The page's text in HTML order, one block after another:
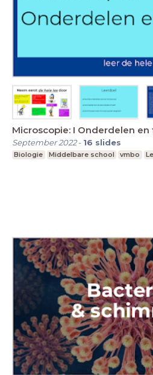
Microscopie: I
September 2022- 16 slides
Biologie Middelbare school vmbo